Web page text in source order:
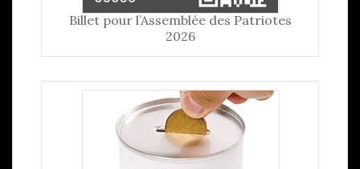
Billet pour l’Assemblée des Patriotes
2026